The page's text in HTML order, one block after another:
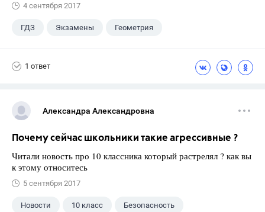
4 сентября 2017
ГДЗ Экзамены Геометрия
1 ответ
Александра Александровна
Почему сейчас школьники такие агрессивные ?
Читали новость про 10 классника который растрелял ? как вы
к этому относитесь
5 сентября 2017
Новости 10 класс Безопасность